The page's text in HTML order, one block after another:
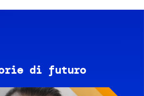
di futuro